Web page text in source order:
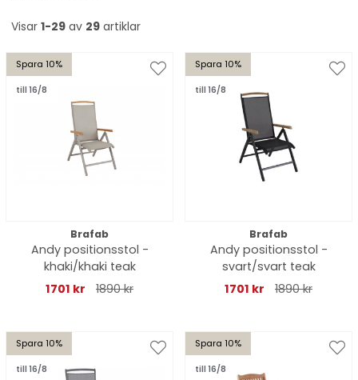
Visar 1-29 av 29 artiklar
Spara 10%
till 16/8
Brafab
Andy positionsstol -
khaki/khaki teak
1701 kr
1890 kr
Spara 10%
till 16/8
Brafab
Andy positionsstol -
svart/svart teak
1701 kr
1890 kr
Spara 10%
till 16/8
Spara 10%
till 16/8